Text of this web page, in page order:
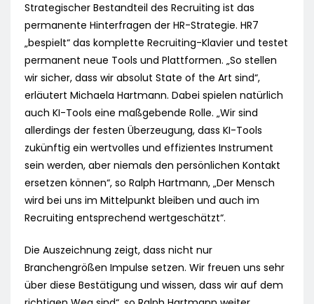
Strategischer Bestandteil des Recruiting ist das
permanente Hinterfragen der HR-Strategie. HR7
„bespielt“ das komplette Recruiting-Klavier und testet
permanent neue Tools und Plattformen. „So stellen
wir sicher, dass wir absolut State of the Art sind“,
erläutert Michaela Hartmann. Dabei spielen natürlich
auch KI-Tools eine maßgebende Rolle. „Wir sind
allerdings der festen Überzeugung, dass KI-Tools
zukünftig ein wertvolles und effizientes Instrument
sein werden, aber niemals den persönlichen Kontakt
ersetzen können“, so Ralph Hartmann, „Der Mensch
wird bei uns im Mittelpunkt bleiben und auch im
Recruiting entsprechend wertgeschätzt“.
Die Auszeichnung zeigt, dass nicht nur
Branchengrößen Impulse setzen. Wir freuen uns sehr
über diese Bestätigung und wissen, dass wir auf dem